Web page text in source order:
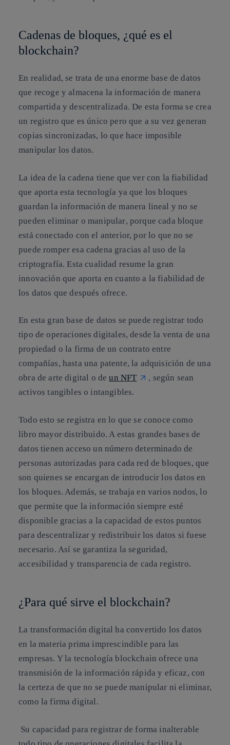
Cadenas de bloques, ¿qué es el
blockchain?
En realidad, se trata de una enorme base de datos
que recoge y almacena la información de manera
compartida y descentralizada. De esta formase crea
un registro que es único pero que a su vez generan
copias sincronizadas, lo que hace imposible
manipular los datos.
La idea de la cadena tiene que ver con la fiabilidad
que aporta esta tecnología ya que los bloques
guardan la información de manera lineal y no se
pueden eliminar o manipular, porque cada bloque
está conectado con el anterior, por lo que no se
puede romper esa cadena gracias al uso de la
criptografía. Esta cualidad resume la gran
innovación que aporta en cuanto a la fiabilidad de
los datos que después ofrece.
En esta gran base de datos se puede registrar todo
tipo de operaciones digitales, desde la venta de una
propiedad o la firma de un contrato entre
compañías, hasta una patente, la adquisición de una
obra de arte digital o deun NFT
, según sean
activos tangibles o intangibles.
Todo esto se registra en lo que se conoce como
libro mayor distribuido. A estas grandes bases de
datos tienen acceso un número determinado de
personas autorizadas para cada red de bloques, que
son quienes se encargan de introducir los datos en
los bloques. Además, se trabaja en varios nodos, lo
que permite que la información siempre esté
disponible gracias a la capacidad de estos puntos
para descentralizar y redistribuir los datos si fuese
necesario. Así se garantiza la seguridad,
accesibilidad y transparencia de cada registro.
¿Para qué sirve el blockchain?
La transformación digital ha convertido los datos
en la materia prima imprescindible para las
empresas. Y la tecnología blockchain ofrece una
transmisión de la información rápida y eficaz, con
la certeza de que no se puede manipular ni eliminar,
como la firma digital.
Su capacidad para registrar de forma inalterable